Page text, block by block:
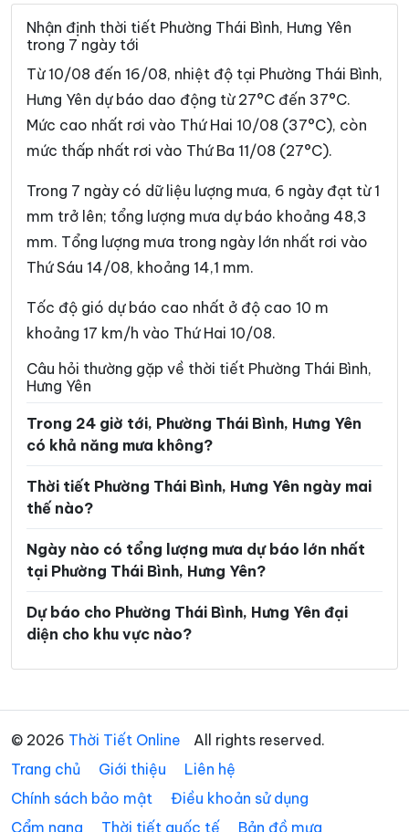
Xã Đồng Bằng Xã Đồng Châu
Xã Đông Hưng
Xã Đông Thái Ninh Xã Đông Thụy Anh
Xã Đông Tiền Hải Xã Đông Tiên Hưng
Xã Đức Hợp Xã Hiệp Cường
Xã Hoàn Long Xã Hoàng Hoa Thám
Xã Hồng Minh Xã Hồng Quang
Xã Hồng Vũ Xã Hưng Hà
Xã Hưng Phú Xã Khoái Châu
Xã Kiến Xương Xã Lạc Đạo
Xã Lê Lợi Xã Lê Quý Đôn
Xã Mễ Sở
Xã Nam Cường Xã Nam Đông Hưng
Xã Nam Thái Ninh
Xã Nam Tiền Hải Xã Nam Tiên Hưng
Xã Nghĩa Dân Xã Nghĩa Trụ
Xã Ngọc Lâm Xã Ngự Thiên
Xã Phạm Ngũ Lão Xã Phụ Dực
Xã Phụng Công Xã Quang Hưng
Xã Quang Lịch Xã Quỳnh An
Nhận định thời tiết Phường Thái Bình, Hưng Yên
trong 7 ngày tới
Từ 10/08 đến 16/08, nhiệt độ tại Phường Thái Bình,
Hưng Yên dự báo dao động từ 27°C đến 37°C.
Mức cao nhất rơi vào Thứ Hai 10/08 (37°C), còn
mức thấp nhất rơi vào Thứ Ba 11/08 (27°C).
Trong 7 ngày có dữ liệu lượng mưa, 6 ngày đạt từ 1
mm trở lên; tổng lượng mưa dự báo khoảng 48,3
mm. Tổng lượng mưa trong ngày lớn nhất rơi vào
Thứ Sáu 14/08, khoảng 14,1 mm.
Tốc độ gió dự báo cao nhất ở độ cao 10 m
khoảng 17 km/h vào Thứ Hai 10/08.
Câu hỏi thường gặp về thời tiết Phường Thái Bình,
Hưng Yên
Trong 24 giờ tới, Phường Thái Bình, Hưng Yên
có khả năng mưa không?
Thời tiết Phường Thái Bình, Hưng Yên ngày mai
thế nào?
Ngày nào có tổng lượng mưa dự báo lớn nhất
tại Phường Thái Bình, Hưng Yên?
Dự báo cho Phường Thái Bình, Hưng Yên đại
diện cho khu vực nào?
© 2026 Thời Tiết Online
All rights reserved.
Trang chủ
Giới thiệu
Liên hệ
Chính sách bảo mật
Điều khoản sử dụng
Cẩm nang
Thời tiết quốc tế Bản đồ mưa